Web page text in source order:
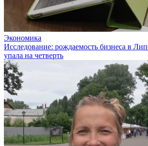
Экономика
Исследование: рождаемость бизнеса в
упала на четверть